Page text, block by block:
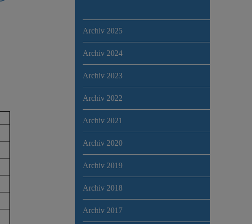
Archiv 2025
Archiv 2024
Archiv 2023
Archiv 2022
Archiv 2021
Archiv 2020
Archiv 2019
Archiv 2018
Archiv 2017